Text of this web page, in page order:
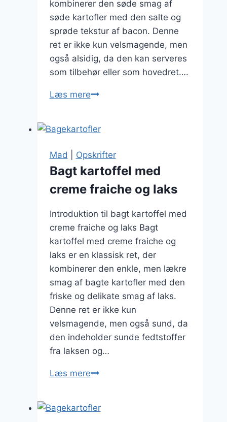
kombinerer den søde smag af
søde kartofler med den salte og
sprøde tekstur af bacon. Denne
ret er ikke kun velsmagende, men
også alsidig, da den kan serveres
som tilbehør eller som hovedret….
Læs mereBagte
sød
kartoffel
bacon
Mad Opskrifter
Bagt kartoffel med
creme fraiche og laks
Introduktion til bagt kartoffel med
creme fraiche og laks Bagt
kartoffel med creme fraiche og
laks er en klassisk ret, der
kombinerer den enkle, men lækre
smag af bagte kartofler med den
friske og delikate smag af laks.
Denne ret er ikke kun
velsmagende, men også sund, da
den indeholder sunde fedtstoffer
fra laksen og…
Læs mereBagt
creme